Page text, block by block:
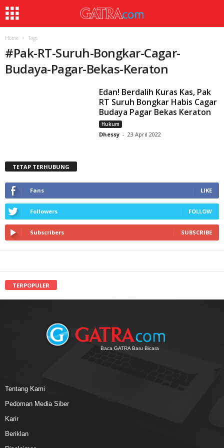
Home Tags
#Pak-RT-Suruh-Bongkar-Cagar-
Budaya-Pagar-Bekas-Keraton
Edan! Berdalih Kuras Kas, Pak
RT Suruh Bongkar Habis Cagar
Budaya Pagar Bekas Keraton
Hukum
Dhessy - 23 April 2022
TETAP TERHUBUNG
Fans LIKE
Followers FOLLOW
Subscribers SUBSCRIBE
TERPOPULER
Baca GATRA Baru Bicara
Tentang Kami
Pedoman Media Siber
Karir
Beriklan